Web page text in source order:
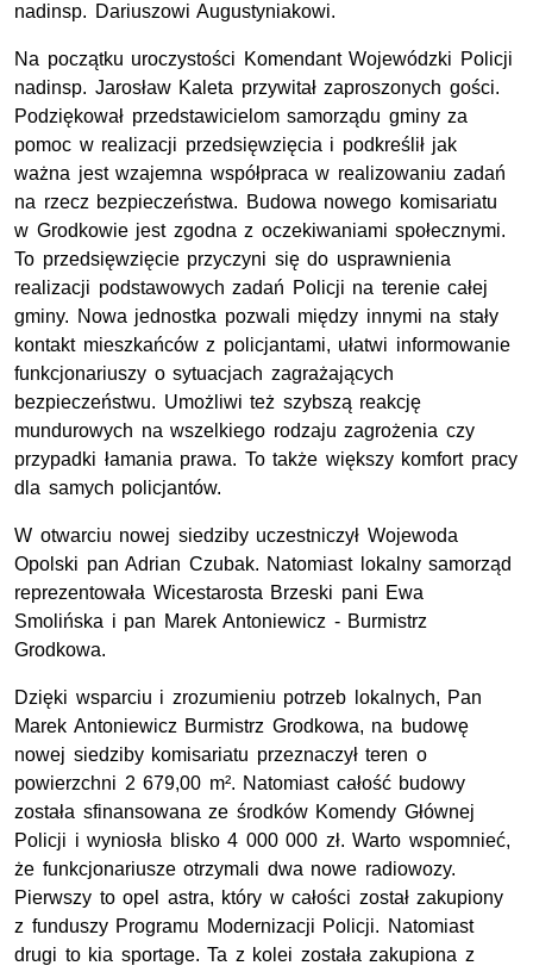
nadinsp. Dariuszowi Augustyniakowi.
Na początku uroczystości Komendant Wojewódzki Policji
nadinsp. Jarosław Kaleta przywitał zaproszonych gości.
Podziękował przedstawicielom samorządu gminy za
pomoc w realizacji przedsięwzięcia i podkreślił jak
ważna jest wzajemna współpraca w realizowaniu zadań
na rzecz bezpieczeństwa. Budowa nowego komisariatu
w Grodkowie jest zgodna z oczekiwaniami społecznymi.
To przedsięwzięcie przyczyni się do usprawnienia
realizacji podstawowych zadań Policji na terenie całej
gminy. Nowa jednostka pozwali między innymi na stały
kontakt mieszkańców z policjantami, ułatwi informowanie
funkcjonariuszy o sytuacjach zagrażających
bezpieczeństwu. Umożliwi też szybszą reakcję
mundurowych na wszelkiego rodzaju zagrożenia czy
przypadki łamania prawa. To także większy komfort pracy
dla samych policjantów.
W otwarciu nowej siedziby uczestniczył Wojewoda
Opolski pan Adrian Czubak. Natomiast lokalny samorząd
reprezentowała Wicestarosta Brzeski pani Ewa
Smolińska i pan Marek Antoniewicz - Burmistrz
Grodkowa.
Dzięki wsparciu i zrozumieniu potrzeb lokalnych, Pan
Marek Antoniewicz Burmistrz Grodkowa, na budowę
nowej siedziby komisariatu przeznaczył teren o
powierzchni 2 679,00 m². Natomiast całość budowy
została sfinansowana ze środków Komendy Głównej
Policji i wyniosła blisko 4 000 000 zł. Warto wspomnieć,
że funkcjonariusze otrzymali dwa nowe radiowozy.
Pierwszy to opel astra, który w całości został zakupiony
z funduszy Programu Modernizacji Policji. Natomiast
drugi to kia sportage. Ta z kolei została zakupiona z